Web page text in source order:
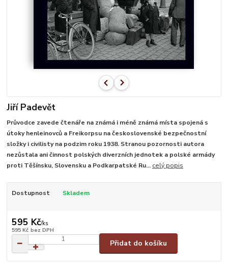
Jiří Padevět
Průvodce zavede čtenáře na známá i méně známá místa spojená s
útoky henleinovců a Freikorpsu na československé bezpečnostní
složky i civilisty na podzim roku 1938. Stranou pozornosti autora
nezůstala ani činnost polských diverzních jednotek a polské armády
proti Těšínsku, Slovensku a Podkarpatské Ru... celý popis
Dostupnost Skladem
595 Kč/ks
595 Kč bez DPH
Přidat do košíku